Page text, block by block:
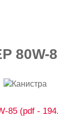
80W-
85 (pdf -